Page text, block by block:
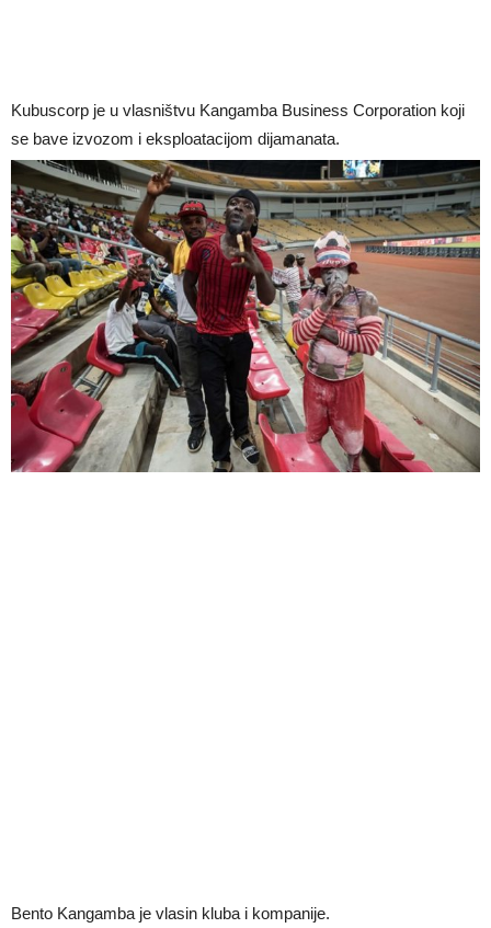
Kubuscorp je u vlasništvu Kangamba Business Corporation koji
se bave izvozom i eksploatacijom dijamanata.
Bento Kangamba je vlasin kluba i kompanije.